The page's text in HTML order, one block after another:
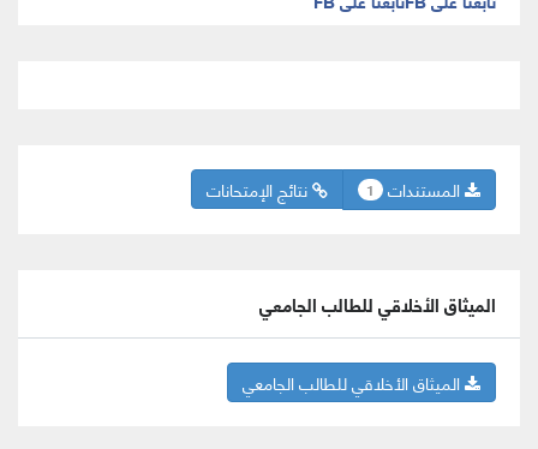
نتائج الإمتحانات المستندات 1
الميثاق الأخلاقي للطالب الجامعي
الميثاق الأخلاقي للطالب الجامعي